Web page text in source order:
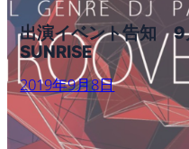
出演イベント告知 9
SUNRISE
2019年9月8日